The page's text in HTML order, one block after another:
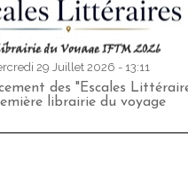
29 Juillet 2026 - 13:11
des "Escales
librairie du voyage